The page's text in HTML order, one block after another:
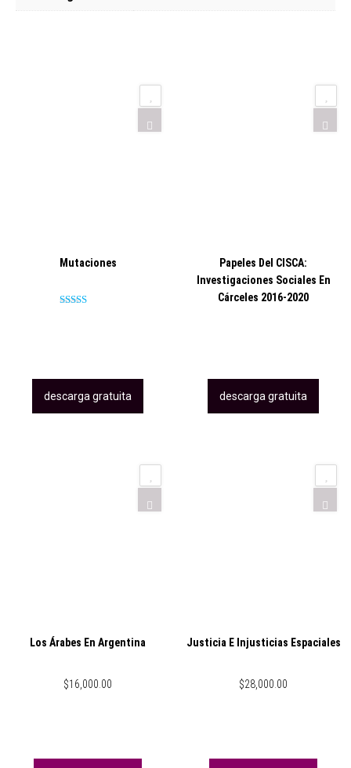
Mutaciones
descarga gratuita
Papeles Del CISCA:
Investigaciones Sociales En
Cárceles 2016-2020
descarga gratuita
Los Árabes En Argentina
$16,000.00
Justicia E Injusticias Espaciales
$28,000.00